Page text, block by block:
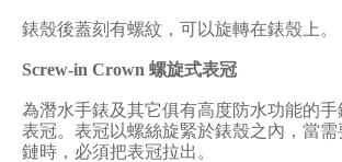
錶殼後蓋刻有螺紋，可以旋轉在錶殼上。
Screw-in Crown 螺旋式表冠
為潛水手錶及其它俱有高度防水功能的
表冠。表冠以螺絲旋緊於錶殼之內，當需
鏈時，必須把表冠拉出。